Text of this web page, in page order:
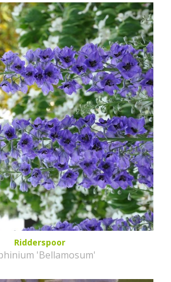
Ridderspoor
'Bellamosum'